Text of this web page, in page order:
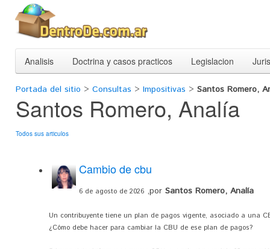
Analisis Doctrina y casos practicos Legislacion
Portada del sitio > Consultas > Impositivas > Santos Romero,
Santos Romero, Analía
Todos sus articulos
Cambio de cbu
6 de agosto de 2026 ,por Santos Romero, Analía
Un contribuyente tiene un plan de pagos vigente, asociado a una
¿Cómo debe hacer para cambiar la CBU de ese plan de pagos?